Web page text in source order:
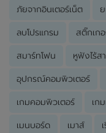
ภัยจากอินเตอร์เน็ต ย
ลบโปรแกรม สติ๊กเก
สมาร์ทโฟน หูฟังไร้ส
อุปกรณ์คอมพิวเตอร์
เกมคอมพิวเตอร์ เก
เมนบอร์ด เมาส์